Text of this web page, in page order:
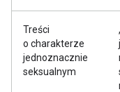
Treści
o charakterze
jednoznacznie
seksualnym